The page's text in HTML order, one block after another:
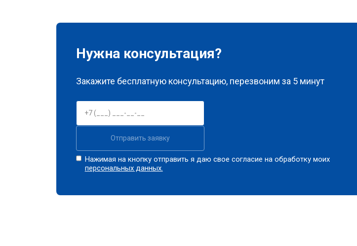
Нужна консультация?
Закажите бесплатную консультацию, перезвоним за 5 минут
Отправить заявку
Нажимая на кнопку отправить я даю свое согласие на обработку моих
персональных данных.